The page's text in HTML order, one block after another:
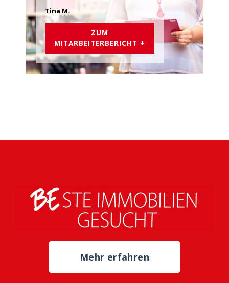
Tina M.
ZUM
MITARBEITERBERICHT +
Mehr erfahren